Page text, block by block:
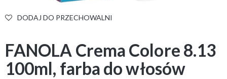
DODAJ DO PRZECHOWALNI
FANOLA Crema Colore 8.13
100ml, farba do włosów